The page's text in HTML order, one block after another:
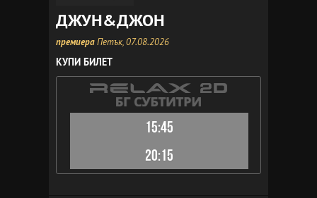
ДЖУН&ДЖОН
премиераПетък, 07.08.2026
КУПИ БИЛЕТ
15:45
20:15